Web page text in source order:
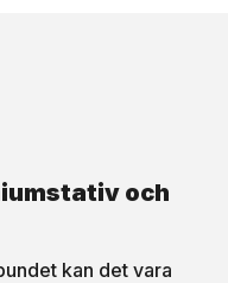
och
kan det vara